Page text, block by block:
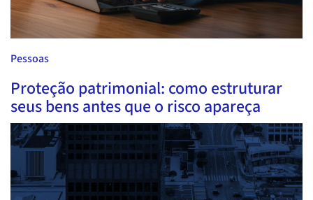
Pessoas
Proteção patrimonial: como estruturar
seus bens antes que o risco apareça